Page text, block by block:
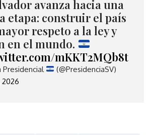
avanza hacia una
etapa: construir el país
respeto a la ley y
en el mundo.
mKKT2MQb8t
(@PresidenciaSV)
2026